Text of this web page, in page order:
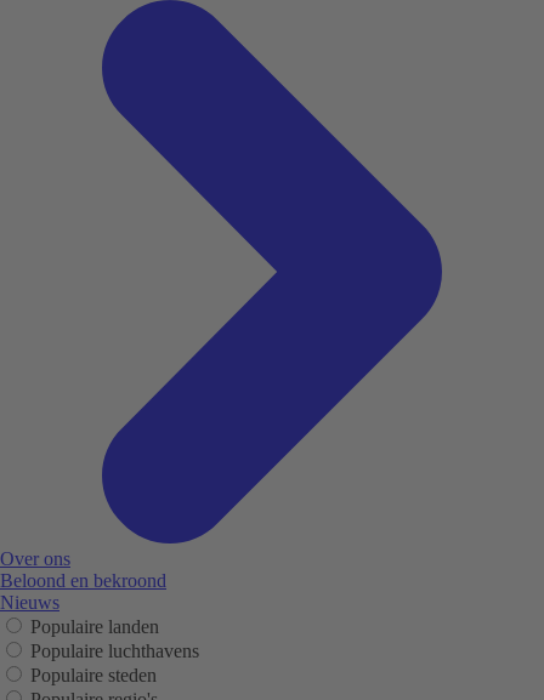
Over ons
Beloond en bekroond
Nieuws
Populaire landen
Populaire luchthavens
Populaire steden